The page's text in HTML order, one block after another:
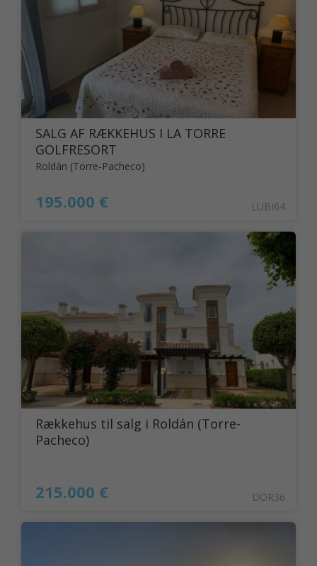
SALG AF RÆKKEHUS I LA TORRE
GOLFRESORT
Roldán (Torre-Pacheco)
195.000 € LUBI64
Rækkehus til salg i Roldán (Torre-
Pacheco)
215.000 € DOR36